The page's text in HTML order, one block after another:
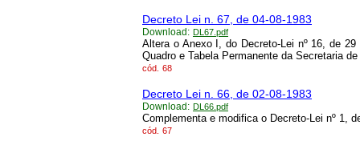
Decreto Lei n. 67, de 04-08-1983
Download: DL67.pdf
Altera o Anexo I, do Decreto-Lei nº 16, de
Quadro e Tabela Permanente da Secretaria
cód. 68
Decreto Lei n. 66, de 02-08-1983
Download: DL66.pdf
Complementa e modifica o Decreto-Lei nº 1,
cód. 67